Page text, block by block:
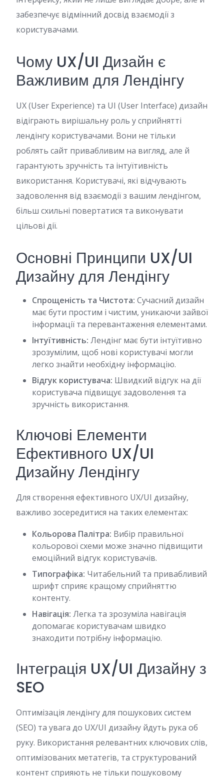
забезпечує відмінний досвід взаємодії з
користувачами.
Чому UX/UI Дизайн є
Важливим для Лендінгу
UX (User Experience) та UI (User Interface) дизайн
відіграють вирішальну роль у сприйнятті
лендінгу користувачами. Вони не тільки
роблять сайт привабливим на вигляд, але й
гарантують зручність та інтуїтивність
використання. Користувачі, які відчувають
задоволення від взаємодії з вашим лендінгом,
більш схильні повертатися та виконувати
цільові дії.
Основні Принципи UX/UI
Дизайну для Лендінгу
Спрощеність та Чистота: Сучасний дизайн
має бути простим і чистим, уникаючи зайвої
інформації та перевантаження елементами.
Інтуїтивність: Лендінг має бути інтуїтивно
зрозумілим, щоб нові користувачі могли
легко знайти необхідну інформацію.
Відгук користувача: Швидкий відгук на дії
користувача підвищує задоволення та
зручність використання.
Ключові Елементи
Ефективного UX/UI
Дизайну Лендінгу
Для створення ефективного UX/UI дизайну,
важливо зосередитися на таких елементах:
Кольорова Палітра: Вибір правильної
кольорової схеми може значно підвищити
емоційний відгук користувачів.
Типографіка: Читабельний та привабливий
шрифт сприяє кращому сприйняттю
контенту.
Навігація: Легка та зрозуміла навігація
допомагає користувачам швидко
знаходити потрібну інформацію.
Інтеграція UX/UI Дизайну з
SEO
Оптимізація лендінгу для пошукових систем
(SEO) та увага до UX/UI дизайну йдуть рука об
руку. Використання релевантних ключових слів,
оптимізованих метатегів, та структурований
контент сприяють не тільки пошуковому